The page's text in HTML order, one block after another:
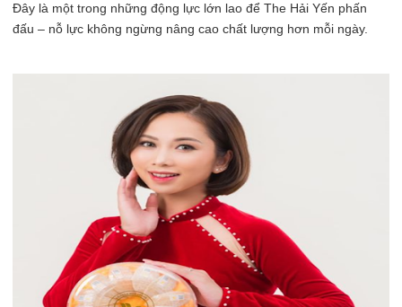
Đây là một trong những động lực lớn lao để The Hải Yến phấn
đấu – nỗ lực không ngừng nâng cao chất lượng hơn mỗi ngày.